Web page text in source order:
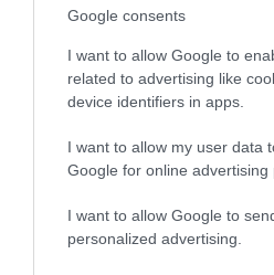
Google consents
I want to allow Google to
related to advertising like
device identifiers in apps.
I want to allow my user data
Google for online advertising
I want to allow Google to
personalized advertising.
ΤΣΟΥΝΑΜΙ ψηφιακής